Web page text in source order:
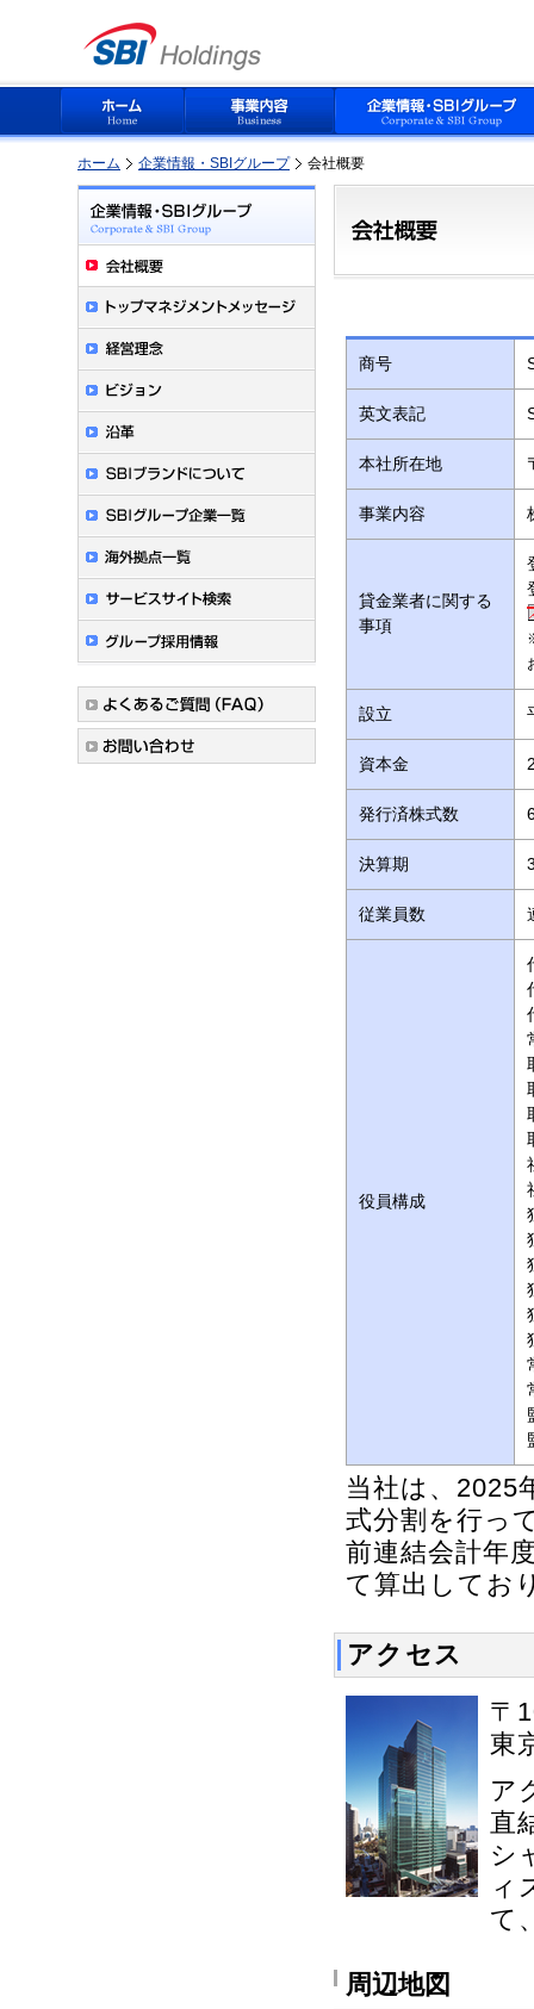
ホーム 企業情報・SBIグループ 会社概要
商号
英文表記
本社所在地
事業内容
貸金業者に関する
事項
設立
資本金
発行済株式数
決算期
従業員数
役員構成
当社は、2025
式分割を行っ
前連結会計年
て算出してお
アクセス
〒
東
ア
直
シ
ィ
て
周辺地図